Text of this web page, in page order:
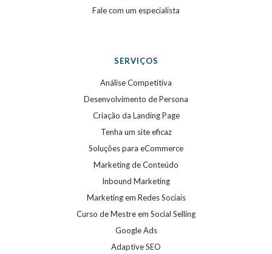
Fale com um especialista
SERVIÇOS
Análise Competitiva
Desenvolvimento de Persona
Criação da Landing Page
Tenha um site eficaz
Soluções para eCommerce
Marketing de Conteúdo
Inbound Marketing
Marketing em Redes Sociais
Curso de Mestre em Social Selling
Google Ads
Adaptive SEO